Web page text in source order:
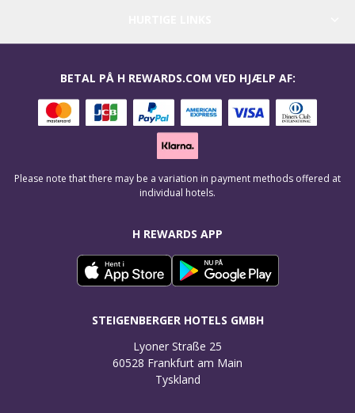
H REWARDS APP
STEIGENBERGER HOTELS GMBH
Lyoner Straße 25
60528 Frankfurt am Main
Tyskland
BETAL PÅ H REWARDS.COM VED HJÆLP AF:
Please note that there may be a variation in payment methods offered at
individual hotels.